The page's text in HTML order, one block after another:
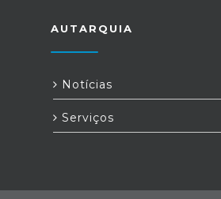
AUTARQUIA
Notícias
Serviços